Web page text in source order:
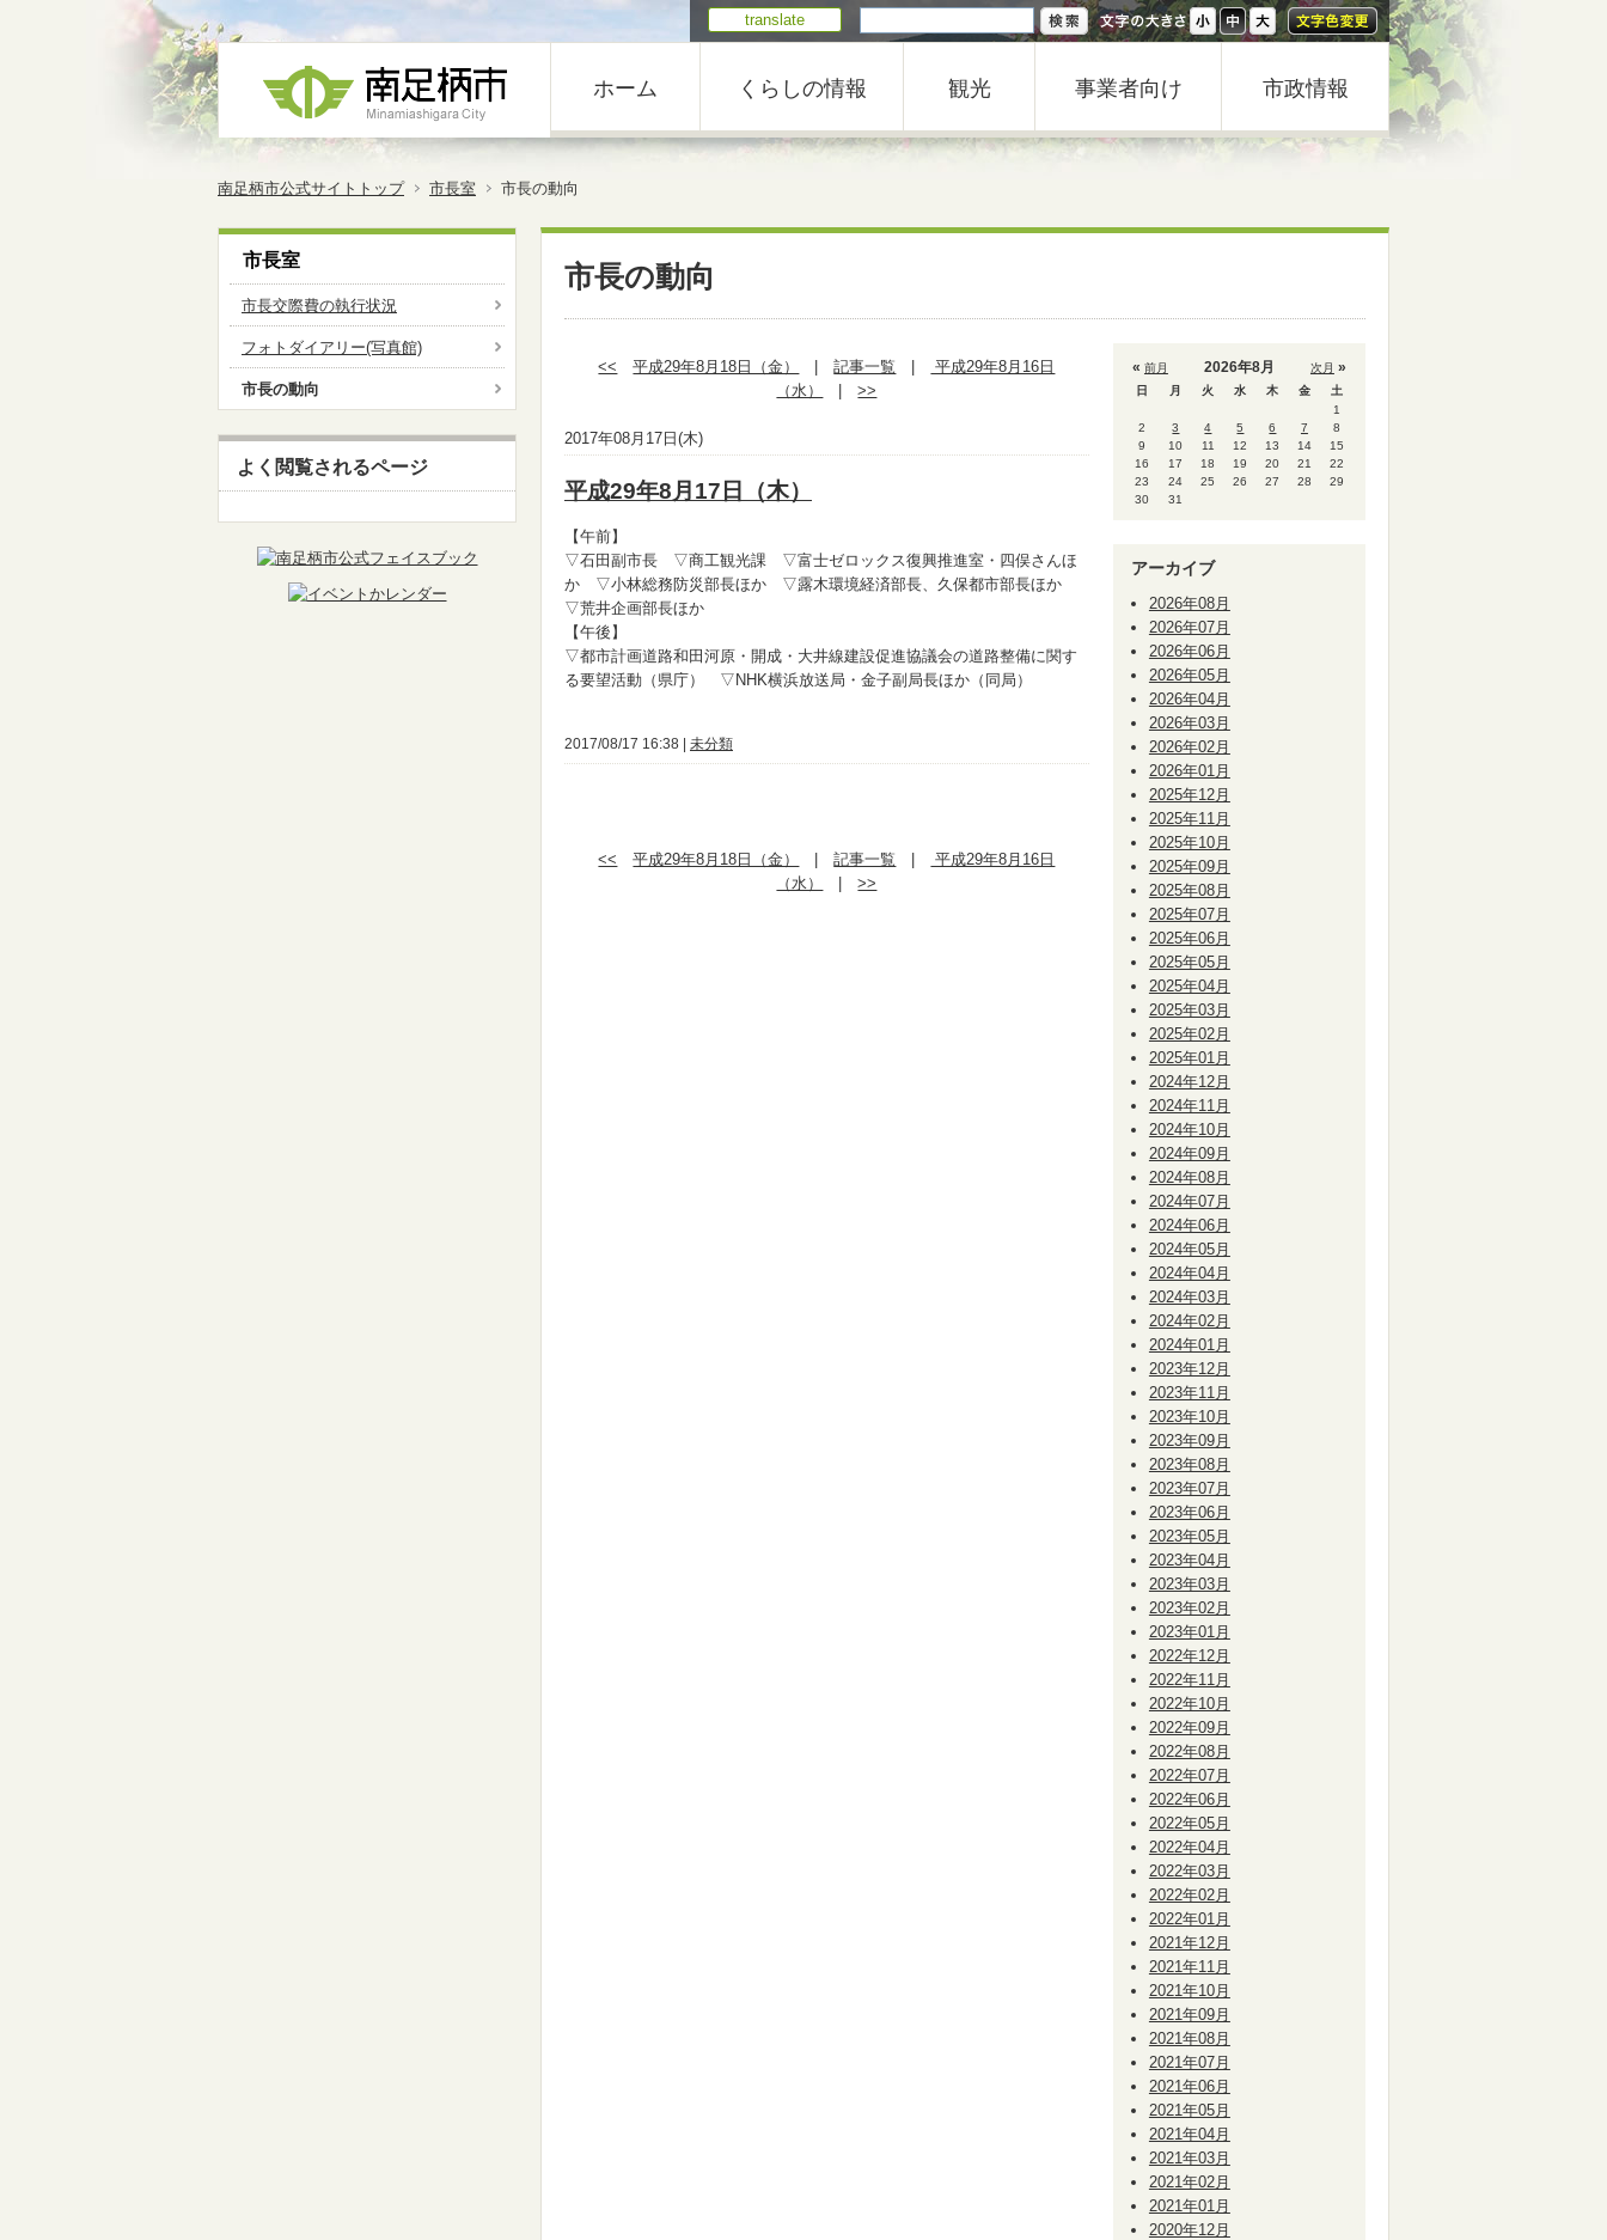
translate
ホーム くらしの情報 観光 事業者向け 市政情報
南足柄市公式サイトトップ 市長室 市長の動向
市長の動向
<< 平成29年8月18日（金） |記事一覧
平成29年8月16日
（水）
|>>
2017年08月17日(木)
平成29年8月17日（木）
【午前】
▽石田副市長 ▽商工観光課 ▽富士ゼロックス復興推進室・四俣さんほ
か ▽小林総務防災部長ほか ▽露木環境経済部長、久保都市部長ほか
▽荒井企画部長ほか
【午後】
▽都市計画道路和田河原・開成・大井線建設促進協議会の道路整備に関す
る要望活動（県庁） ▽NHK横浜放送局・金子副局長ほか（同局）
2017/08/17 16:38 | 未分類
<< 平成29年8月18日（金） |記事一覧
平成29年8月16日
（水）
|>>
« 前月 次月 »
2026年8月
日 月 火 水 木 金
土
1
2
3 4 5 6 7
8
9
10 11 12 13 14
15
16
17 18 19 20 21
22
23
24 25 26 27 28
29
30
31
アーカイブ
2026年08月
2026年07月
2026年06月
2026年05月
2026年04月
2026年03月
2026年02月
2026年01月
2025年12月
2025年11月
2025年10月
2025年09月
2025年08月
2025年07月
2025年06月
2025年05月
2025年04月
2025年03月
2025年02月
2025年01月
2024年12月
2024年11月
2024年10月
2024年09月
2024年08月
2024年07月
2024年06月
2024年05月
2024年04月
2024年03月
2024年02月
2024年01月
2023年12月
2023年11月
2023年10月
2023年09月
2023年08月
2023年07月
2023年06月
2023年05月
2023年04月
2023年03月
2023年02月
2023年01月
2022年12月
2022年11月
2022年10月
2022年09月
2022年08月
2022年07月
2022年06月
2022年05月
2022年04月
2022年03月
2022年02月
2022年01月
2021年12月
2021年11月
2021年10月
2021年09月
2021年08月
2021年07月
2021年06月
2021年05月
2021年04月
2021年03月
2021年02月
2021年01月
2020年12月
市長室
市長交際費の執行状況
フォトダイアリー(写真館)
市長の動向
よく閲覧されるページ